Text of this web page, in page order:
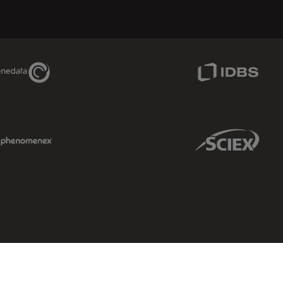
Genedata Link
Sciex Link